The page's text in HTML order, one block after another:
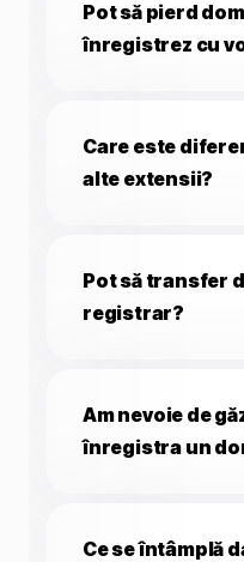
Pot să pierd
înregistrez cu
Care este
alte extensii?
Pot să transfer
registrar?
Am nevoie de
înregistra un
Ce se întâmplă